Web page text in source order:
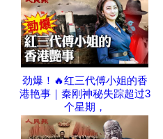
劲爆！🔥红三代傅小姐的香
港艳事｜秦刚神秘失踪超过3
个星期，